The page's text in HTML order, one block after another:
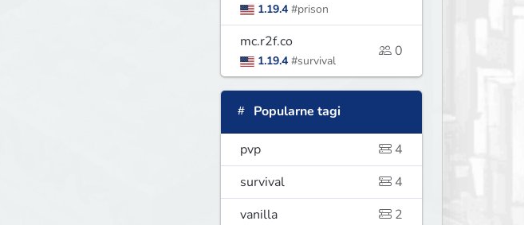
1.19.4 #prison
mc.r2f.co
1.19.4 #survival
0
Popularne tagi
pvp
4
survival
4
vanilla
2